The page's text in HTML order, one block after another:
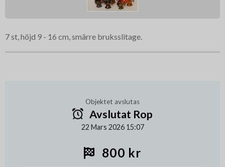
7 st, höjd 9 - 16 cm, smärre bruksslitage.
Objektet avslutas
Avslutat Rop
22 Mars 2026 15:07
800 kr